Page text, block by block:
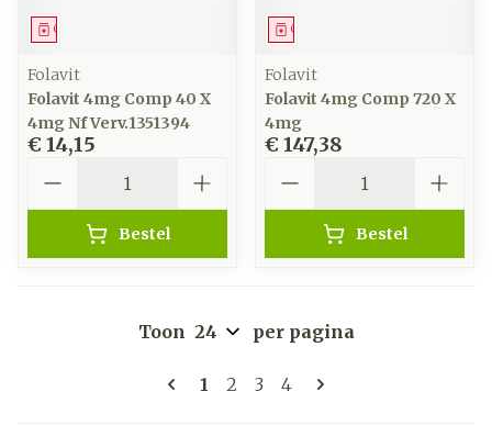
Geneesmiddel
Folavit
Folavit 4mg Comp 40 X
4mg Nf Verv.1351394
€ 14,15
Bestel
Geneesmiddel
Folavit
Folavit 4mg Comp 720 X
4mg
€ 147,38
Bestel
Pagina's
U lees momenteel pagina
1 Pagina
2 Pagina
3 Pagina
4
Toon per pagina